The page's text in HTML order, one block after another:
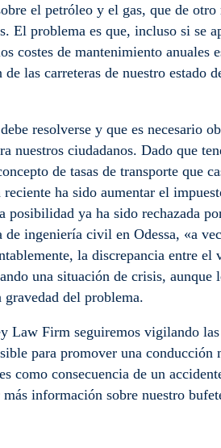
el petróleo y el gas, que de
El problema es que, incluso si se
costes de mantenimiento
las carreteras de nuestro estado
resolverse y que es necesario
nuestros ciudadanos. Dado que
de tasas de transporte que
ha sido aumentar el
ya ha sido rechazada
de ingeniería civil en Odessa, «a
la discrepancia entre
una situación de crisis,
gravedad del problema.
Law Firm seguiremos vigilando
para promover una
como consecuencia de un
más información sobre nuestro